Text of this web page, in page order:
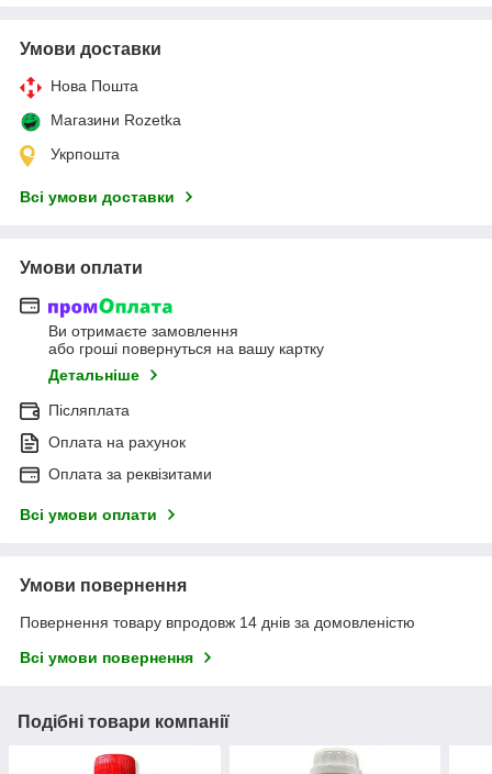
Умови доставки
Нова Пошта
Магазини Rozetka
Укрпошта
Всі умови доставки
Умови оплати
Ви отримаєте замовлення
або гроші повернуться на вашу картку
Детальніше
Післяплата
Оплата на рахунок
Оплата за реквізитами
Всі умови оплати
Умови повернення
Повернення товару впродовж 14 днів за домовленістю
Всі умови повернення
Подібні товари компанії